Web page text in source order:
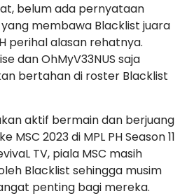
belum ada pernyataan
membawa Blacklist juara
perihal alasan rehatnya.
dan OhMyV33NUS saja
bertahan di roster Blacklist
aktif bermain dan berjuang
2023 di MPL PH Season 11
TV, piala MSC masih
Blacklist sehingga musim
penting bagi mereka.